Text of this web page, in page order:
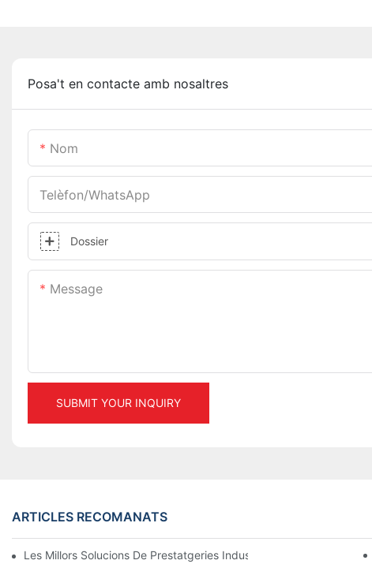
Posa't en contacte amb nosaltres
Nom
Telèfon/WhatsApp
Dossier
Message
SUBMIT YOUR INQUIRY
ARTICLES RECOMANATS
Les Millors Solucions De Prestatgeries Industrials Per A Una Gestió